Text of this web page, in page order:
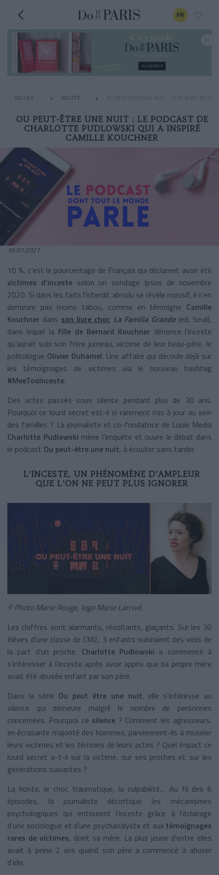
FR
ACCUEIL SOCIÉTÉ OU PEUT-ÊTRE UNE NUIT : LE PODCAST DE
OU PEUT-ÊTRE UNE NUIT : LE PODCAST DE
CHARLOTTE PUDLOWSKI QUI A INSPIRÉ
CAMILLE KOUCHNER
19.01.2021
10 %, c’est le pourcentage de Français qui déclarent avoir été
victimes d’inceste selon un sondage Ipsos de novembre
2020. Si dans les faits l’interdit absolu se révèle massif, il n’en
demeure pas moins tabou, comme en témoigne Camille
Kouchner dans son livre choc La Familia Grande(ed. Seuil),
dans lequel la fille de Bernard Kouchner dénonce l’inceste
qu’aurait subi son frère jumeau, victime de leur beau-père, le
politologue Olivier Duhamel. Une affaire qui découle déjà sur
les témoignages de victimes via le nouveau hashtag
#MeeTooInceste.
Des actes passés sous silence pendant plus de 30 ans.
Pourquoi ce lourd secret est-il si rarement mis à jour au sein
des familles ? La journaliste et co-fondatrice de Louie Media
Charlotte Pudlowski mène l’enquête et ouvre le débat dans
le podcast Ou peut-être une nuit, à écouter sans tarder.
L’INCESTE, UN PHÉNOMÈNE D’AMPLEUR
QUE L’ON NE PEUT PLUS IGNORER
© Photo Marie Rouge, logo Marie Larrivé.
Les chiffres sont alarmants, révoltants, glaçants. Sur les 30
élèves d’une classe de CM2, 3 enfants subiraient des viols de
la part d’un proche. Charlotte Pudlowski a commencé à
s’intéresser à l’inceste après avoir appris que sa propre mère
avait été abusée enfant par son père.
Dans la série Ou peut être une nuit, elle s’intéresse au
silence qui demeure malgré le nombre de personnes
concernées. Pourquoi ce silence? Comment les agresseurs,
en écrasante majorité des hommes, parviennent-ils à museler
leurs victimes et les témoins de leurs actes ? Quel impact ce
lourd secret a-t-il sur la victime, sur ses proches et sur les
générations suivantes ?
La honte, le choc traumatique, la culpabilité… Au fil des 6
épisodes, la journaliste décortique les mécanismes
psychologiques qui entourent l’inceste grâce à l’éclairage
d’une sociologue et d’une psychanalyste et aux témoignages
rares de victimes, dont sa mère. La plus jeune d’entre elles
avait à peine 2 ans quand son père a commencé à abuser
d’elle.